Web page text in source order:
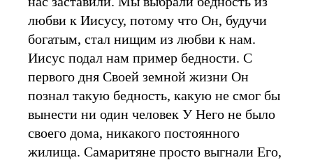
любви к Иисусу, потому что Он, будучи
богатым, стал нищим из любви к нам.
Иисус подал нам пример бедности. С
первого дня Своей земной жизни Он
познал такую бедность, какую не смог бы
вынести ни один человек У Него не было
своего дома, никакого постоянного
жилища. Самаритяне просто выгнали Его,